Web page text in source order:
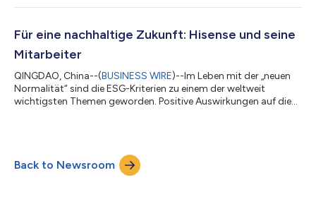
Hisense bereits 2016 offizieller Sponsor der UEFA EURO war, hat
Sportereignissen und Technologieinnovationen viel
Anerkennung und Lob von europäischen Verbrau...
Für eine nachhaltige Zukunft: Hisense und seine
Mitarbeiter
QINGDAO, China--(BUSINESS WIRE)--Im Leben mit der „neuen
Normalität“ sind die ESG-Kriterien zu einem der weltweit
wichtigsten Themen geworden. Positive Auswirkungen auf die
Indem die Mitarbeiter an erste Stelle gestellt werden, verfolgt
Hisense das Ziel, ein globales Team aufzubauen, in dem
Menschen aus unterschiedlichen Kulturen und mit...
Back to Newsroom